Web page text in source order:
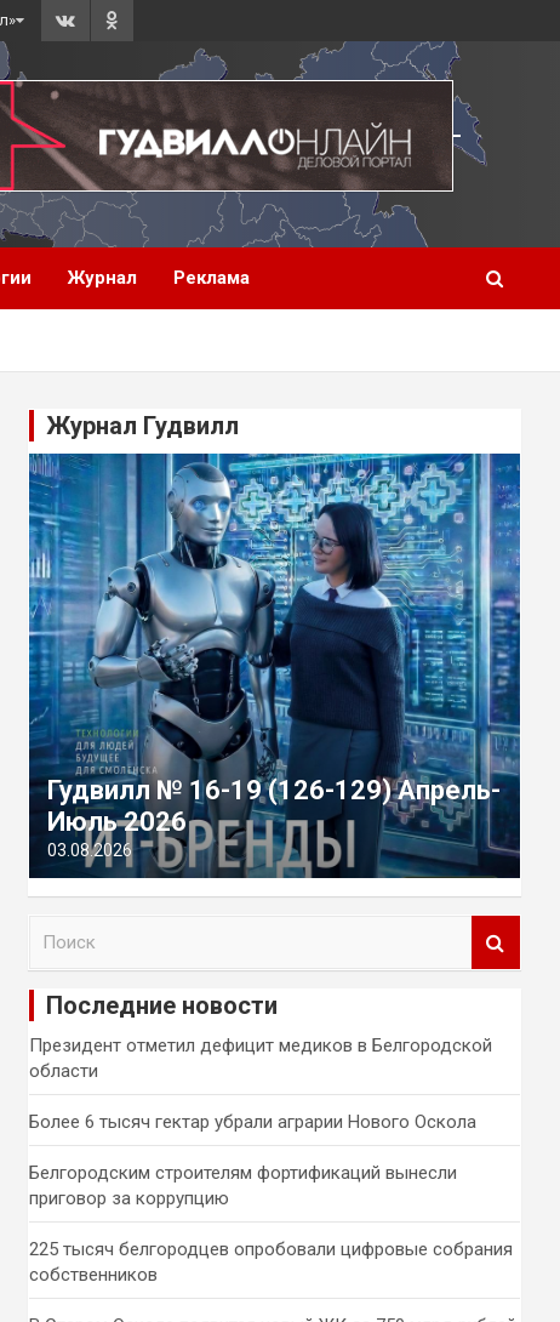
Журнал Реклама
Журнал Гудвилл
Гудвилл № 16-19 (126-129) Апрель-
Июль 2026
03.08.2026
и
Последние новости
Президент отметил дефицит медиков в Белгородской
области
Более 6 тысяч гектар убрали аграрии Нового Оскола
Белгородским строителям фортификаций вынесли
приговор за коррупцию
225 тысяч белгородцев опробовали цифровые собрания
собственников